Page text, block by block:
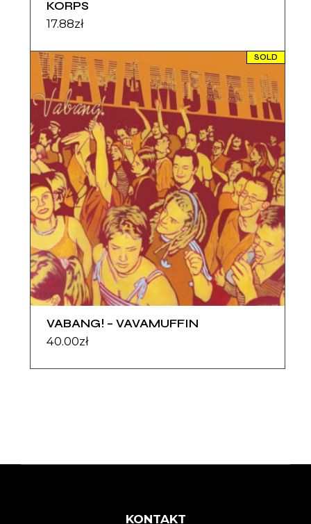
KORPS
17.88zł
SOLD
VABANG! – VAVAMUFFIN
40.00zł
KONTAKT